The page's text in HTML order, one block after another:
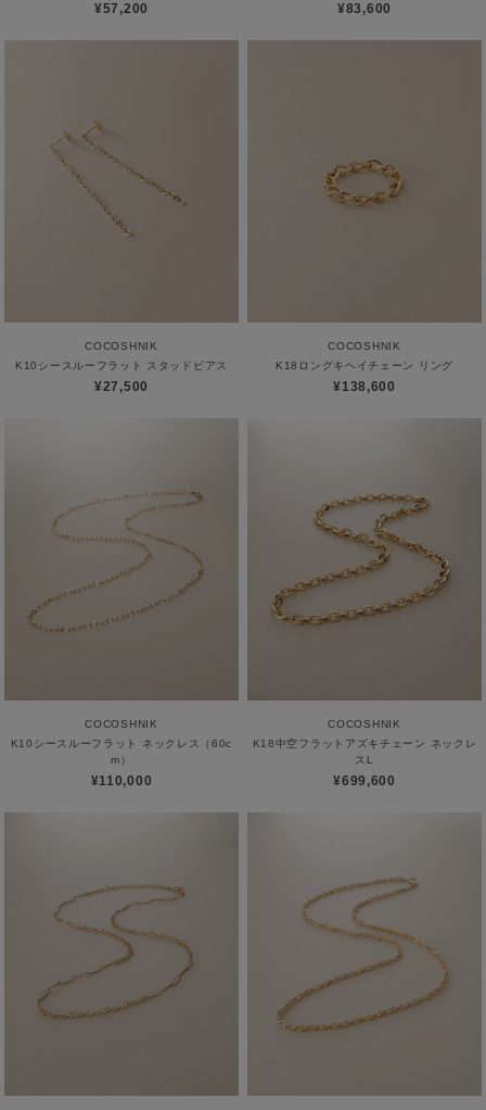
¥57,200 ¥83,600
COCOSHNIK
K10シースルーフラット スタッドピアス
¥27,500
COCOSHNIK
K18ロングキヘイチェーン リング
¥138,600
COCOSHNIK
K10シースルーフラット ネックレス（60c
m）
¥110,000
COCOSHNIK
K18中空フラットアズキチェーン ネックレ
スL
¥699,600